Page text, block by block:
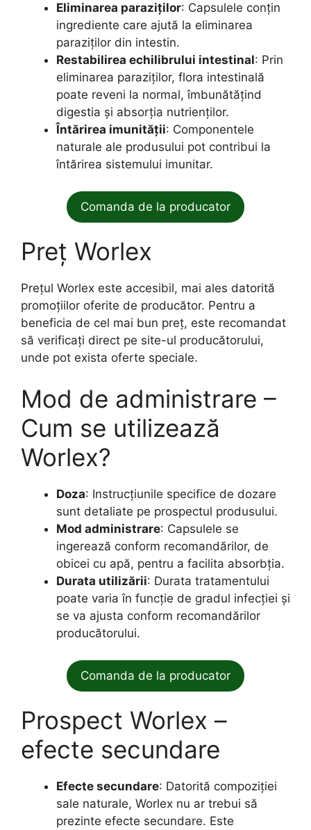
Eliminarea paraziților: Capsulele conțin
ingrediente care ajută la eliminarea
paraziților din intestin.
Restabilirea echilibrului intestinal: Prin
eliminarea paraziților, flora intestinală
poate reveni la normal, îmbunătățind
digestia și absorția nutrienților.
Întărirea imunității: Componentele
naturale ale produsului pot contribui la
întărirea sistemului imunitar.
Comanda de la producator
Preț Worlex
Prețul Worlex este accesibil, mai ales datorită
promoțiilor oferite de producător. Pentru a
beneficia de cel mai bun preț, este recomandat
să verificați direct pe site-ul producătorului,
unde pot exista oferte speciale.
Mod de administrare –
Cum se utilizează
Worlex?
Doza: Instrucțiunile specifice de dozare
sunt detaliate pe prospectul produsului.
Mod administrare: Capsulele se
ingerează conform recomandărilor, de
obicei cu apă, pentru a facilita absorbția.
Durata utilizării: Durata tratamentului
poate varia în funcție de gradul infecției și
se va ajusta conform recomandărilor
producătorului.
Comanda de la producator
Prospect Worlex –
efecte secundare
Efecte secundare: Datorită compoziției
sale naturale, Worlex nu ar trebui să
prezinte efecte secundare. Este